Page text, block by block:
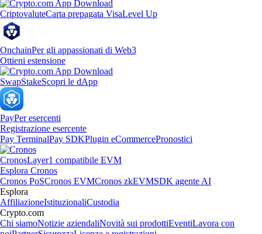
CriptovaluteCarta prepagata VisaLevel Up
OnchainPer gli appassionati di Web3
Ottieni estensione
SwapStakeScopri le dApp
PayPer esercenti
Registrazione esercente
Pay TerminalPay SDKPlugin eCommercePronostici
CronosLayer1 compatibile EVM
Esplora Cronos
Cronos PoSCronos EVMCronos zkEVMSDK agente AI
Esplora
AffiliazioneIstituzionaliCustodia
Crypto.com
Chi siamoNotizie aziendaliNovità sui prodottiEventiLavora con